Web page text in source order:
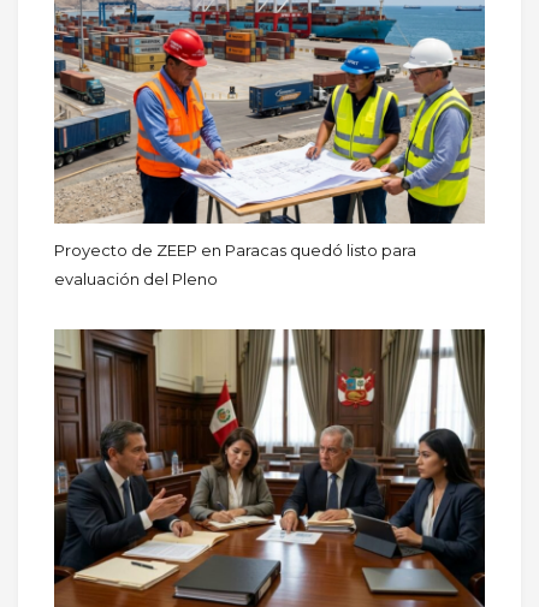
Proyecto de ZEEP en Paracas quedó listo para
evaluación del Pleno